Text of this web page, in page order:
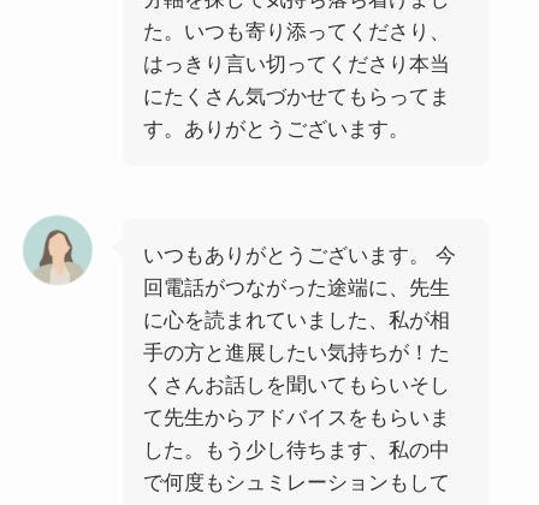
た。いつも寄り添ってくださり、
はっきり言い切ってくださり本当
にたくさん気づかせてもらってま
す。ありがとうございます。
いつもありがとうございます。 今
回電話がつながった途端に、先生
に心を読まれていました、私が相
手の方と進展したい気持ちが！た
くさんお話しを聞いてもらいそし
て先生からアドバイスをもらいま
した。もう少し待ちます、私の中
で何度もシュミレーションもして